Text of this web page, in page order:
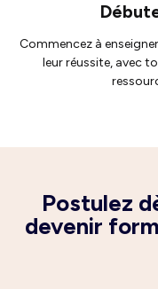
Commencez à
leur réussite, avec
Postulez
devenir